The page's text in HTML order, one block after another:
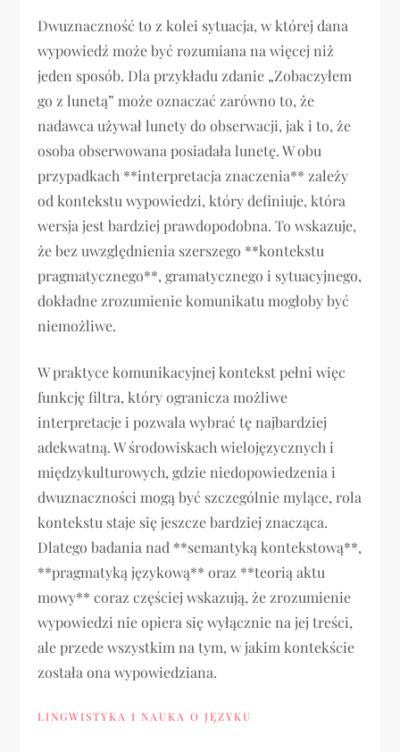
Dwuznaczność to z kolei sytuacja, w której dana
wypowiedź może być rozumiana na więcej niż
jeden sposób. Dla przykładu zdanie „Zobaczyłem
go z lunetą” może oznaczać zarówno to, że
nadawca używał lunety do obserwacji, jak i to, że
osoba obserwowana posiadała lunetę. W obu
przypadkach **interpretacja znaczenia** zależy
od kontekstu wypowiedzi, który definiuje, która
wersja jest bardziej prawdopodobna. To wskazuje,
że bez uwzględnienia szerszego **kontekstu
pragmatycznego**, gramatycznego i sytuacyjnego,
dokładne zrozumienie komunikatu mogłoby być
niemożliwe.
W praktyce komunikacyjnej kontekst pełni więc
funkcję filtra, który ogranicza możliwe
interpretacje i pozwala wybrać tę najbardziej
adekwatną. W środowiskach wielojęzycznych i
międzykulturowych, gdzie niedopowiedzenia i
dwuznaczności mogą być szczególnie mylące, rola
kontekstu staje się jeszcze bardziej znacząca.
Dlatego badania nad **semantyką kontekstową**,
**pragmatyką językową** oraz **teorią aktu
mowy** coraz częściej wskazują, że zrozumienie
wypowiedzi nie opiera się wyłącznie na jej treści,
ale przede wszystkim na tym, w jakim kontekście
została ona wypowiedziana.
LINGWISTYKA I NAUKA O JĘZYKU